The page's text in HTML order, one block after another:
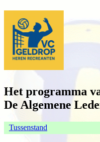
Het programma
De Algemene
Tussenstand